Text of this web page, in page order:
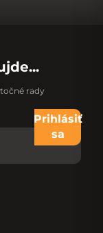
rady
toto pole:
Prihlásiť
sa